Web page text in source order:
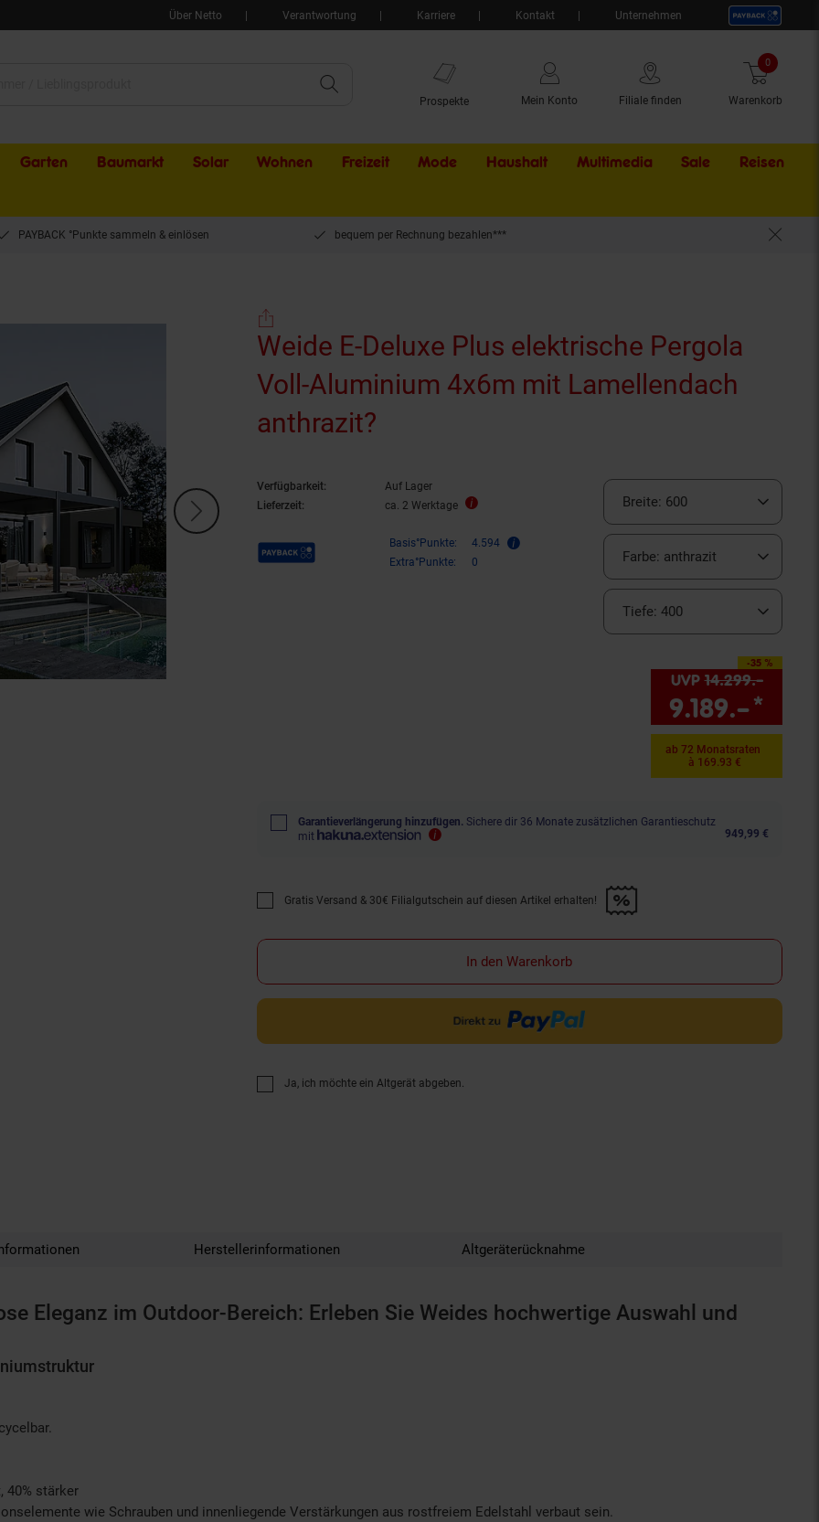
Über Netto Verantwortung Karriere Kontakt Unternehmen
Prospekte Mein Konto Filiale finden Warenkorb
0 Artikel
Garten Baumarkt Solar Wohnen Freizeit Mode Haushalt Multimedia Sale Externer
Reisen
PAYBACK °Punkte sammeln & einlösen bequem per Rechnung bezahlen***
Weide E-Deluxe Plus elektrische Pergola
Voll-Aluminium 4x6m mit Lamellendach
anthrazit?
Verfügbarkeit:
Auf Lager
Lieferzeit:
ca. 2 Werktage
Payback Punkte Basis°Punkte:
4.594
Extra°Punkte:
0
Breite: 600
Farbe: anthrazit
Tiefe:400
-35 %
Sie Sparen 35 Prozent,
UVP14.299.–UVP :
9.189.–*
ab 72 Monatsraten
à 169.93 €
Garantieverlängerung hinzufügen. Sichere dir 36 Monate zusätzlichen Garantieschutz
mit
949,99 €
Promotion "Gratis Versand &amp; 30€ Filialgutschein auf diesen Artikel erhalten!" anwenden
Gratis Versand & 30€ Filialgutschein auf diesen Artikel erhalten!
In den Warenkorb
Ja, ich möchte ein Altgerät abgeben.
Herstellerinformationen Altgeräterücknahme
Eleganz im Outdoor-Bereich: Erleben Sie Weides hochwertige Auswahl und
40% stärker
wie Schrauben und innenliegende Verstärkungen aus rostfreiem Edelstahl verbaut sein.